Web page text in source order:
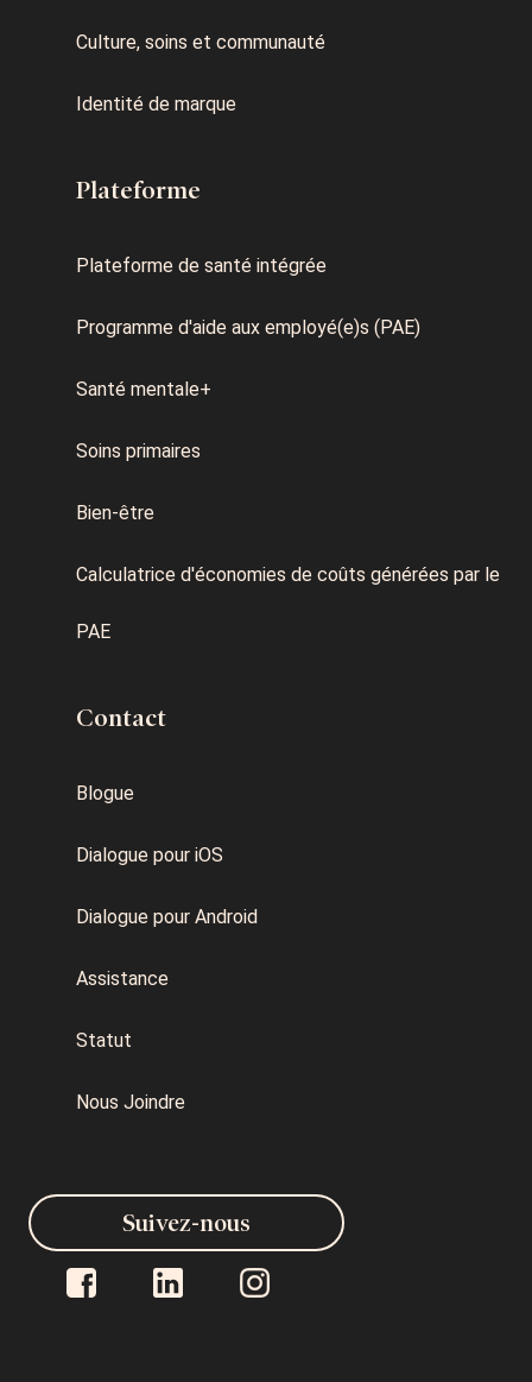
Culture, soins et communauté
Identité de marque
Plateforme
Plateforme de santé intégrée
Programme d'aide aux employé(e)s (PAE)
Santé mentale+
Soins primaires
Bien-être
Calculatrice d'économies de coûts générées par le
PAE
Contact
Blogue
Dialogue pour iOS
Dialogue pour Android
Assistance
Statut
Nous Joindre
Suivez-nous